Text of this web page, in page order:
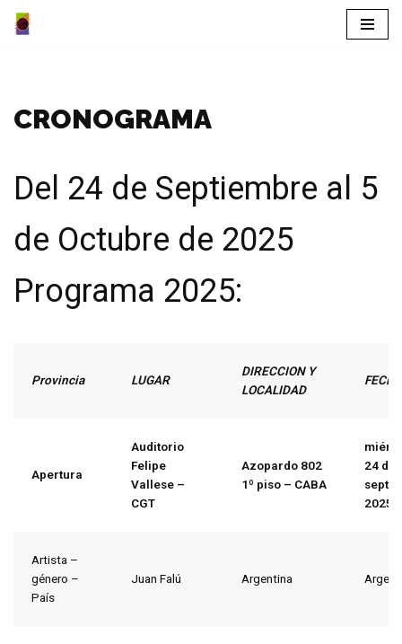
CRONOGRAMA
Del 24 de Septiembre al 5
de Octubre de 2025
Programa 2025:
Provincia LUGAR
DIRECCION Y
LOCALIDAD
FECHA
Apertura
Auditorio
Felipe
Vallese –
CGT
Azopardo 802
1º piso – CABA
24 de
2025
Artista –
género –
País
Juan Falú Argentina